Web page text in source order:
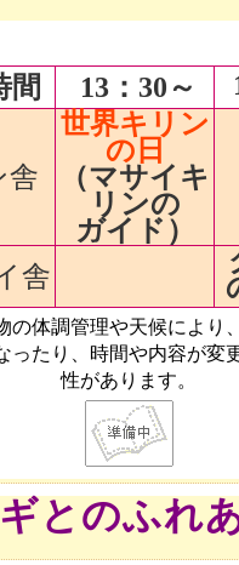
間 13 ：30～
舎
世界キリン
の日
（マサイキ
リンの
ガイド）
舎
の体調管理や天候により
ったり、時間や内容が変
性があります。
とのふれ